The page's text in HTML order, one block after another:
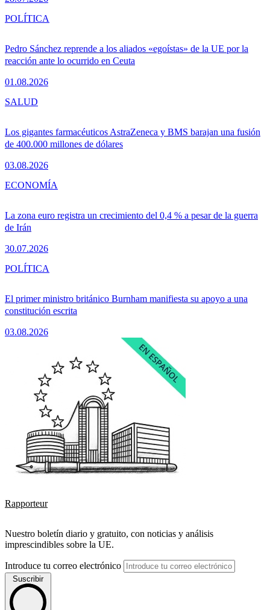
Pedro Sánchez reprende a los aliados «egoístas» de la UE por la
reacción ante lo ocurrido en Ceuta
01.08.2026
POLÍTICA
Los gigantes farmacéuticos AstraZeneca y BMS barajan una fusión
de 400.000 millones de dólares
03.08.2026
SALUD
La zona euro registra un crecimiento del 0,4 % a pesar de la guerra
de Irán
30.07.2026
ECONOMÍA
El primer ministro británico Burnham manifiesta su apoyo a una
constitución escrita
03.08.2026
POLÍTICA
Rapporteur
Nuestro boletín diario y gratuito, con noticias y análisis
imprescindibles sobre la UE.
Introduce tu correo electrónico
Suscribir